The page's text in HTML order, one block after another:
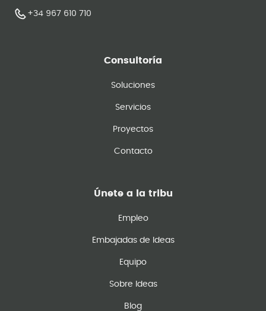
+34 967 610 710
Consultoría
Soluciones
Servicios
Proyectos
Contacto
Únete a la tribu
Empleo
Embajadas de Ideas
Equipo
Sobre Ideas
Blog